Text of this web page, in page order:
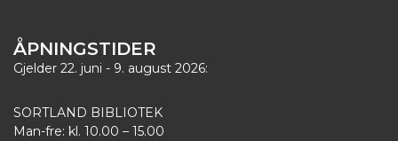
ÅPNINGSTIDER
Gjelder 22. juni - 9. august 2026:
SORTLAND BIBLIOTEK
Man-fre: kl. 10.00 – 15.00